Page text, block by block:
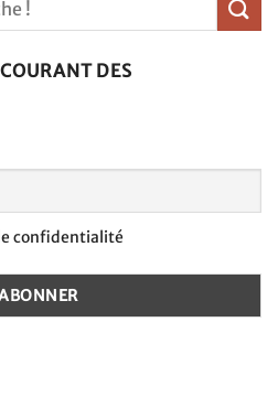
DES
confidentialité